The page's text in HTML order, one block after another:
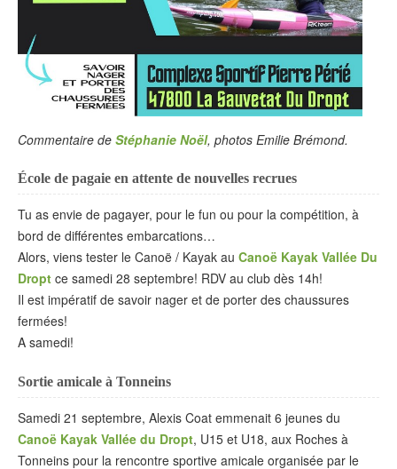
Commentaire de Stéphanie Noël, photos Emilie Brémond.
École de pagaie en attente de nouvelles recrues
Tu as envie de pagayer, pour le fun ou pour la compétition, à
bord de différentes embarcations…
Alors, viens tester le Canoë / Kayak au Canoë Kayak Vallée Du
Dropt ce samedi 28 septembre! RDV au club dès 14h!
Il est impératif de savoir nager et de porter des chaussures
fermées!
A samedi!
Sortie amicale à Tonneins
Samedi 21 septembre, Alexis Coat emmenait 6 jeunes du
Canoë Kayak Vallée du Dropt, U15 et U18, aux Roches à
Tonneins pour la rencontre sportive amicale organisée par le